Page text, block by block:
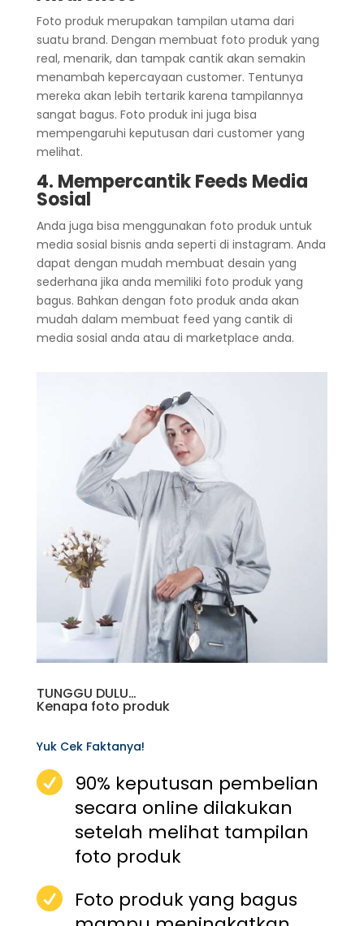
Foto produk merupakan tampilan utama dari
suatu brand. Dengan membuat foto produk yang
real, menarik, dan tampak cantik akan semakin
menambah kepercayaan customer. Tentunya
mereka akan lebih tertarik karena tampilannya
sangat bagus. Foto produk ini juga bisa
mempengaruhi keputusan dari customer yang
melihat.
4. Mempercantik Feeds Media
Sosial
Anda juga bisa menggunakan foto produk untuk
media sosial bisnis anda seperti di instagram. Anda
dapat dengan mudah membuat desain yang
sederhana jika anda memiliki foto produk yang
bagus. Bahkan dengan foto produk anda akan
mudah dalam membuat feed yang cantik di
media sosial anda atau di marketplace anda.
TUNGGU DULU…
Kenapa foto produk
Yuk Cek Faktanya!
 90% keputusan pembelian
secara online dilakukan
setelah melihat tampilan
foto produk
 Foto produk yang bagus